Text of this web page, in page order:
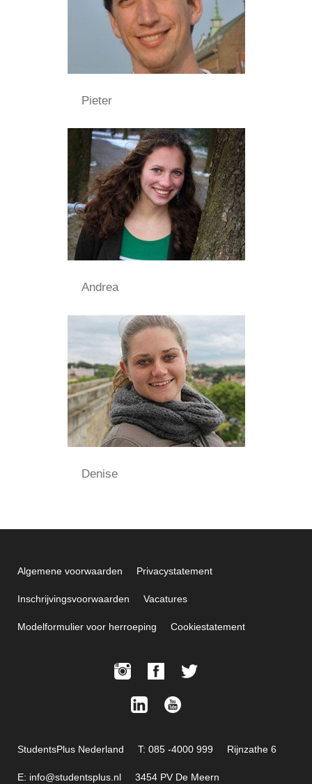
Pieter
Andrea
Denise
Algemene voorwaarden Privacystatement
Inschrijvingsvoorwaarden Vacatures
Modelformulier voor herroeping Cookiestatement
StudentsPlus Nederland T: 085 -4000 999 Rijnzathe 6
E: info@studentsplus.nl 3454 PV De Meern